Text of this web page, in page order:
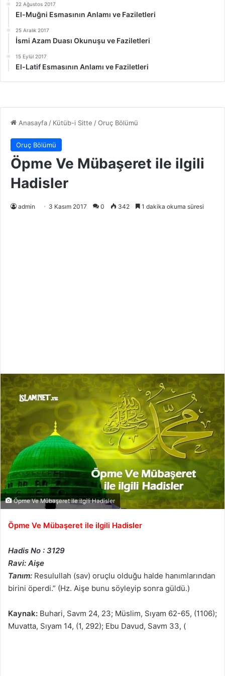
22 Ağustos 2017
El-Muğni Esmasının Anlamı ve Faziletleri
25 Aralık 2017
İsmi Azam Duası Okunuşu ve Faziletleri
15 Eylül 2017
El-Latif Esmasının Anlamı ve Faziletleri